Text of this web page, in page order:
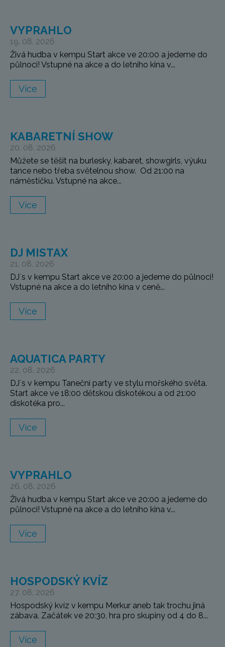
VYPRAHLO
19. 08. 2026
Živá hudba v kempu Start akce ve 20:00 a jedeme do
půlnoci! Vstupné na akce a do letního kina v...
Více
KABARETNÍ SHOW
20. 08. 2026
Můžete se těšit na burlesky, kabaret, showgirls, výuku
tance nebo třeba světelnou show. Od 21:00 na
náměstíčku. Vstupné na akce...
Více
DJ MISTAX
21. 08. 2026
DJ`s v kempu Start akce ve 20:00 a jedeme do půlnoci!
Vstupné na akce a do letního kina v ceně...
Více
AQUATICA PARTY
22. 08. 2026
DJ`s v kempu Taneční party ve stylu mořského světa.
Start akce ve 18:00 dětskou diskotékou a od 21:00
diskotéka pro...
Více
VYPRAHLO
26. 08. 2026
Živá hudba v kempu Start akce ve 20:00 a jedeme do
půlnoci! Vstupné na akce a do letního kina v...
Více
HOSPODSKÝ KVÍZ
27. 08. 2026
Hospodský kvíz v kempu Merkur aneb tak trochu jiná
zábava. Začátek ve 20:30, hra pro skupiny od 4 do 8...
Více